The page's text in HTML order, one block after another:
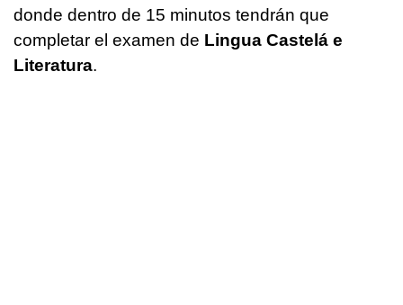
donde dentro de 15 minutos tendrán que
completar el examen de Lingua Castelá e
Literatura.